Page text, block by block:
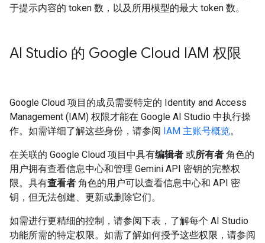
于提示内容的 token 数，以及所用模型的最大 token 数。
AI Studio 的 Google Cloud IAM 权限
Google Cloud 项目的成员需要特定的 Identity and Access
Management (IAM) 权限才能在 Google AI Studio 中执行操
作。如需详细了解这些身份，请参阅 IAM 主账号概览。
在关联的 Google Cloud 项目中具有编辑者 或所有者 角色的
用户拥有查看信息中心和管理 Gemini API 密钥的完整权
限。具有查看者 角色的用户可以查看信息中心和 API 密
钥，但无法创建、更新或删除它们。
如需进行更精细的控制，请参阅下表，了解每个 AI Studio
功能所需的特定权限。如需了解如何授予这些权限，请参阅